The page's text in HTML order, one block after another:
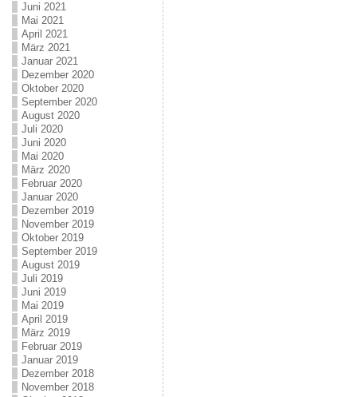
Juni 2021
Mai 2021
April 2021
März 2021
Januar 2021
Dezember 2020
Oktober 2020
September 2020
August 2020
Juli 2020
Juni 2020
Mai 2020
März 2020
Februar 2020
Januar 2020
Dezember 2019
November 2019
Oktober 2019
September 2019
August 2019
Juli 2019
Juni 2019
Mai 2019
April 2019
März 2019
Februar 2019
Januar 2019
Dezember 2018
November 2018